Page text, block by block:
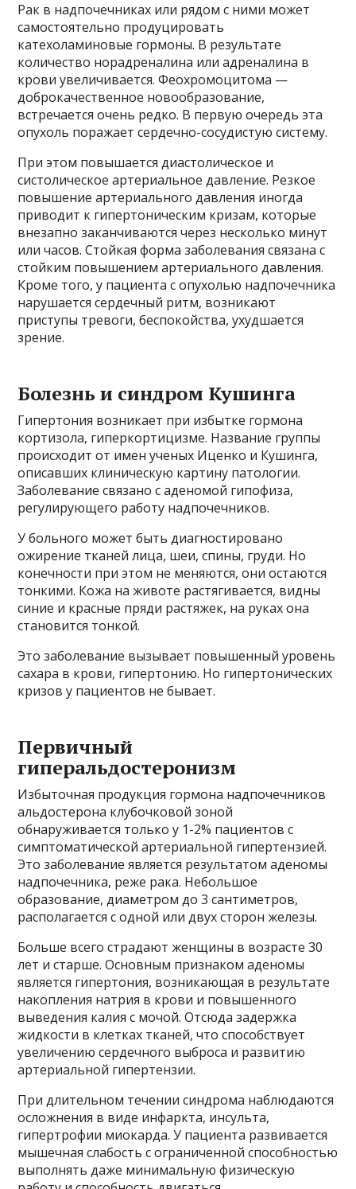
Рак в надпочечниках или рядом с ними может
самостоятельно продуцировать
катехоламиновые гормоны. В результате
количество норадреналина или адреналина в
крови увеличивается. Феохромоцитома —
доброкачественное новообразование,
встречается очень редко. В первую очередь эта
опухоль поражает сердечно-сосудистую систему.
При этом повышается диастолическое и
систолическое артериальное давление. Резкое
повышение артериального давления иногда
приводит к гипертоническим кризам, которые
внезапно заканчиваются через несколько минут
или часов. Стойкая форма заболевания связана с
стойким повышением артериального давления.
Кроме того, у пациента с опухолью надпочечника
нарушается сердечный ритм, возникают
приступы тревоги, беспокойства, ухудшается
зрение.
Болезнь и синдром Кушинга
Гипертония возникает при избытке гормона
кортизола, гиперкортицизме. Название группы
происходит от имен ученых Иценко и Кушинга,
описавших клиническую картину патологии.
Заболевание связано с аденомой гипофиза,
регулирующего работу надпочечников.
У больного может быть диагностировано
ожирение тканей лица, шеи, спины, груди. Но
конечности при этом не меняются, они остаются
тонкими. Кожа на животе растягивается, видны
синие и красные пряди растяжек, на руках она
становится тонкой.
Это заболевание вызывает повышенный уровень
сахара в крови, гипертонию. Но гипертонических
кризов у ​​пациентов не бывает.
Первичный
гиперальдостеронизм
Избыточная продукция гормона надпочечников
альдостерона клубочковой зоной
обнаруживается только у 1-2% пациентов с
симптоматической артериальной гипертензией.
Это заболевание является результатом аденомы
надпочечника, реже рака. Небольшое
образование, диаметром до 3 сантиметров,
располагается с одной или двух сторон железы.
Больше всего страдают женщины в возрасте 30
лет и старше. Основным признаком аденомы
является гипертония, возникающая в результате
накопления натрия в крови и повышенного
выведения калия с мочой. Отсюда задержка
жидкости в клетках тканей, что способствует
увеличению сердечного выброса и развитию
артериальной гипертензии.
При длительном течении синдрома наблюдаются
осложнения в виде инфаркта, инсульта,
гипертрофии миокарда. У пациента развивается
мышечная слабость с ограниченной способностью
выполнять даже минимальную физическую